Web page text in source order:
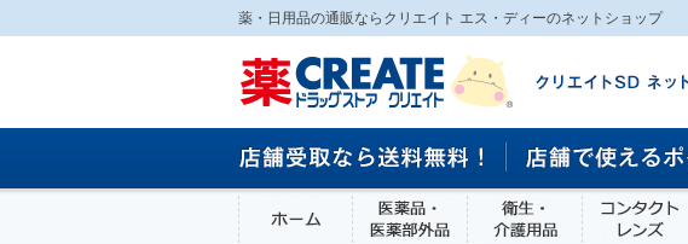
薬・日用品の通販ならクリエイト エス・ディーのネットショップ
ホーム 医薬品・医薬部外品衛生・介護用品